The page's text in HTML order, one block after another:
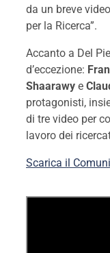
da un breve
per la Ricerca”.
Accanto a Del
d’eccezione:
Shaarawy e
protagonisti,
di tre video per
lavoro dei
Scarica il